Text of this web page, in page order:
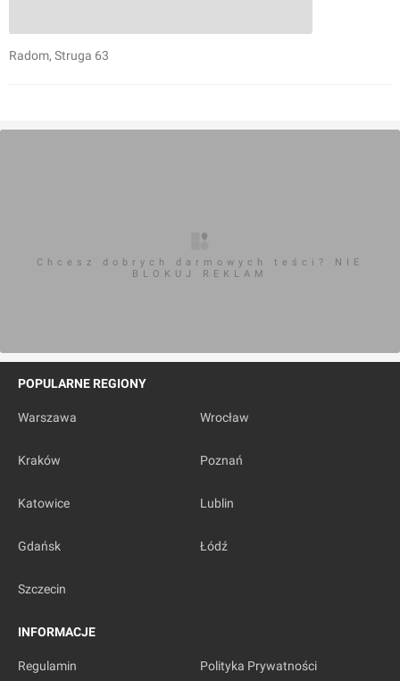
Radom, Struga 63
Chcesz dobrych darmowych teści? NIE
BLOKUJ REKLAM
POPULARNE REGIONY
Warszawa Wrocław
Kraków Poznań
Katowice Lublin
Gdańsk Łódź
Szczecin
INFORMACJE
Regulamin Polityka Prywatności